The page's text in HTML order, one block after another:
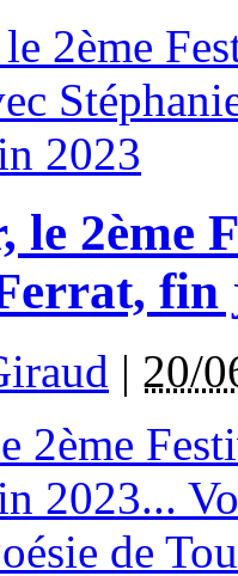
2ème
fin
| 20/
2ème
2023...
de